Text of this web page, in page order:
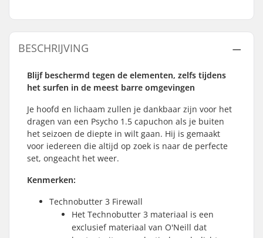
BESCHRIJVING
Blijf beschermd tegen de elementen, zelfs tijdens
het surfen in de meest barre omgevingen
Je hoofd en lichaam zullen je dankbaar zijn voor het
dragen van een Psycho 1.5 capuchon als je buiten
het seizoen de diepte in wilt gaan. Hij is gemaakt
voor iedereen die altijd op zoek is naar de perfecte
set, ongeacht het weer.
Kenmerken:
Technobutter 3 Firewall
Het Technobutter 3 materiaal is een
exclusief materiaal van O'Neill dat